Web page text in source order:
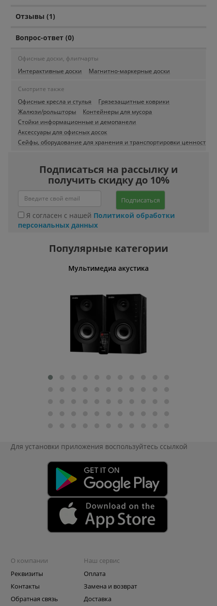
Отзывы (1)
Вопрос-ответ (0)
Офисные доски, флипчарты
Интерактивные доски
Магнитно-маркерные доски
Смотрите также
Офисные кресла и стулья
Грязезащитные коврики
Жалюзи/рольшторы
Контейнеры для мусора
Стойки информационные и демопанели
Аксессуары для офисных досок
Сейфы, оборудование для хранения и транспортировки ценностей
Подписаться на рассылку и
получить скидку до 10%
Подписаться
Я согласен с нашей Политикой обработки
персональных данных
Популярные категории
Мультимедиа акустика
Для установки приложения воспользуйтесь ссылкой
О компании
Реквизиты
Контакты
Обратная связь
Наш сервис
Оплата
Замена и возврат
Доставка